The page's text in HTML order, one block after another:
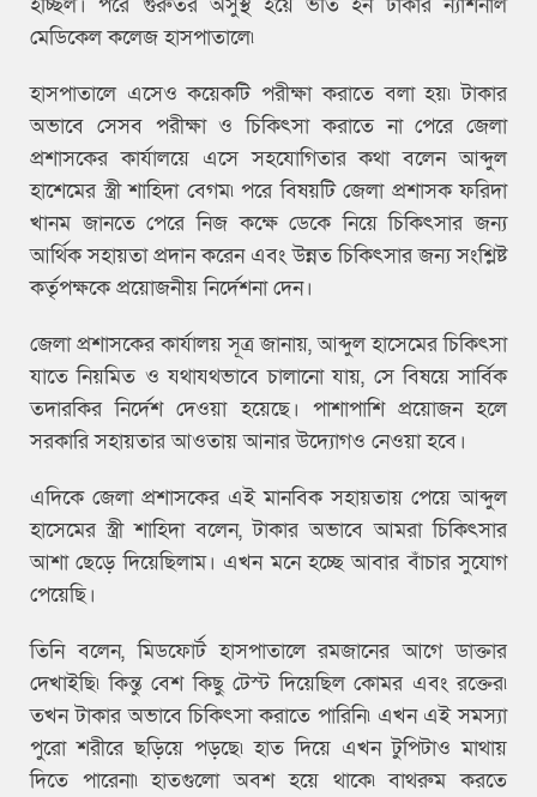
মেডিকেল কলেজ হাসপাতালে৷
হাসপাতালে এসেও কয়েকটি পরীক্ষা করাতে বলা হয়৷ টাকার
অভাবে সেসব পরীক্ষা ও চিকিৎসা করাতে না পেরে জেলা
প্রশাসকের কার্যালয়ে এসে সহযোগিতার কথা বলেন আব্দুল
হাশেমের স্ত্রী শাহিদা বেগম৷ পরে বিষয়টি জেলা প্রশাসক ফরিদা
খানম জানতে পেরে নিজ কক্ষে ডেকে নিয়ে চিকিৎসার জন্য
আর্থিক সহায়তা প্রদান করেন এবং উন্নত চিকিৎসার জন্য সংশ্লিষ্ট
কর্তৃপক্ষকে প্রয়োজনীয় নির্দেশনা দেন।
জেলা প্রশাসকের কার্যালয় সূত্র জানায়, আব্দুল হাসেমের চিকিৎসা
যাতে নিয়মিত ও যথাযথভাবে চালানো যায়, সে বিষয়ে সার্বিক
তদারকির নির্দেশ দেওয়া হয়েছে। পাশাপাশি প্রয়োজন হলে
সরকারি সহায়তার আওতায় আনার উদ্যোগও নেওয়া হবে।
এদিকে জেলা প্রশাসকের এই মানবিক সহায়তায় পেয়ে আব্দুল
হাসেমের স্ত্রী শাহিদা বলেন, টাকার অভাবে আমরা চিকিৎসার
আশা ছেড়ে দিয়েছিলাম। এখন মনে হচ্ছে আবার বাঁচার সুযোগ
পেয়েছি।
তিনি বলেন, মিডফোর্ট হাসপাতালে রমজানের আগে ডাক্তার
দেখাইছি৷ কিন্তু বেশ কিছু টেস্ট দিয়েছিল কোমর এবং রক্তের৷
তখন টাকার অভাবে চিকিৎসা করাতে পারিনি৷ এখন এই সমস্যা
পুরো শরীরে ছড়িয়ে পড়ছে৷ হাত দিয়ে এখন টুপিটাও মাথায়
দিতে পারেনা৷ হাতগুলো অবশ হয়ে থাকে৷ বাথরুম করতে